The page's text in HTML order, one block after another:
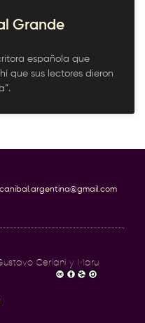
Grande
española que
que sus lectores dieron
Ceriani y Maru